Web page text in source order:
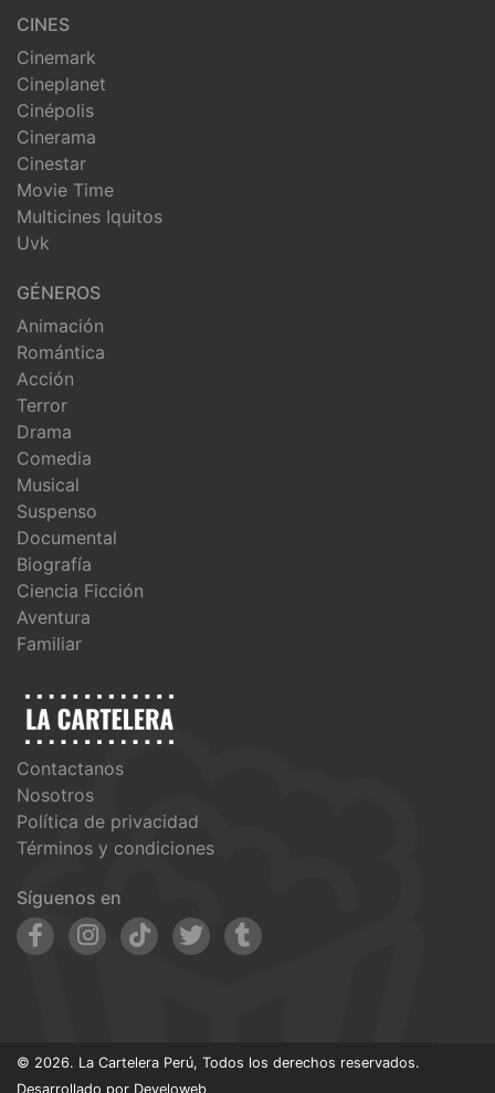
CINES
Cinemark
Cineplanet
Cinépolis
Cinerama
Cinestar
Movie Time
Multicines Iquitos
Uvk
GÉNEROS
Animación
Romántica
Acción
Terror
Drama
Comedia
Musical
Suspenso
Documental
Biografía
Ciencia Ficción
Aventura
Familiar
Contactanos
Nosotros
Política de privacidad
Términos y condiciones
Síguenos en
© 2026. La Cartelera Perú, Todos los derechos reservados.
Desarrollado por Develoweb